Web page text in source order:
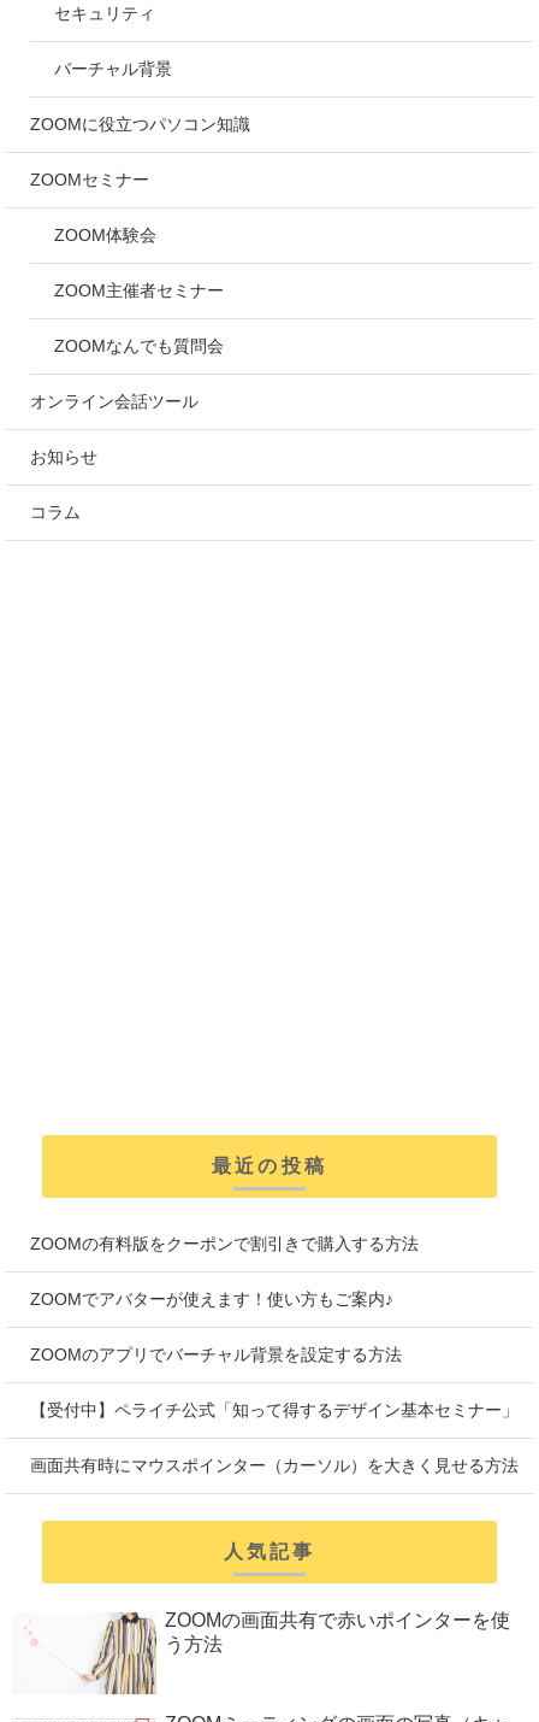
セキュリティ
バーチャル背景
ZOOMに役立つパソコン知識
ZOOMセミナー
ZOOM体験会
ZOOM主催者セミナー
ZOOMなんでも質問会
オンライン会話ツール
お知らせ
コラム
最近の投稿
ZOOMの有料版をクーポンで割引きで購入する方法
ZOOMでアバターが使えます！使い方もご案内♪
ZOOMのアプリでバーチャル背景を設定する方法
【受付中】ペライチ公式「知って得するデザイン基本セミナー」
画面共有時にマウスポインター（カーソル）を大きく見せる方法
人気記事
ZOOMの画面共有で赤いポインターを使
う方法